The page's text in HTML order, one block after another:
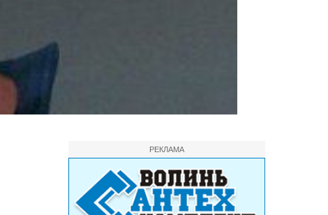
РЕКЛАМА